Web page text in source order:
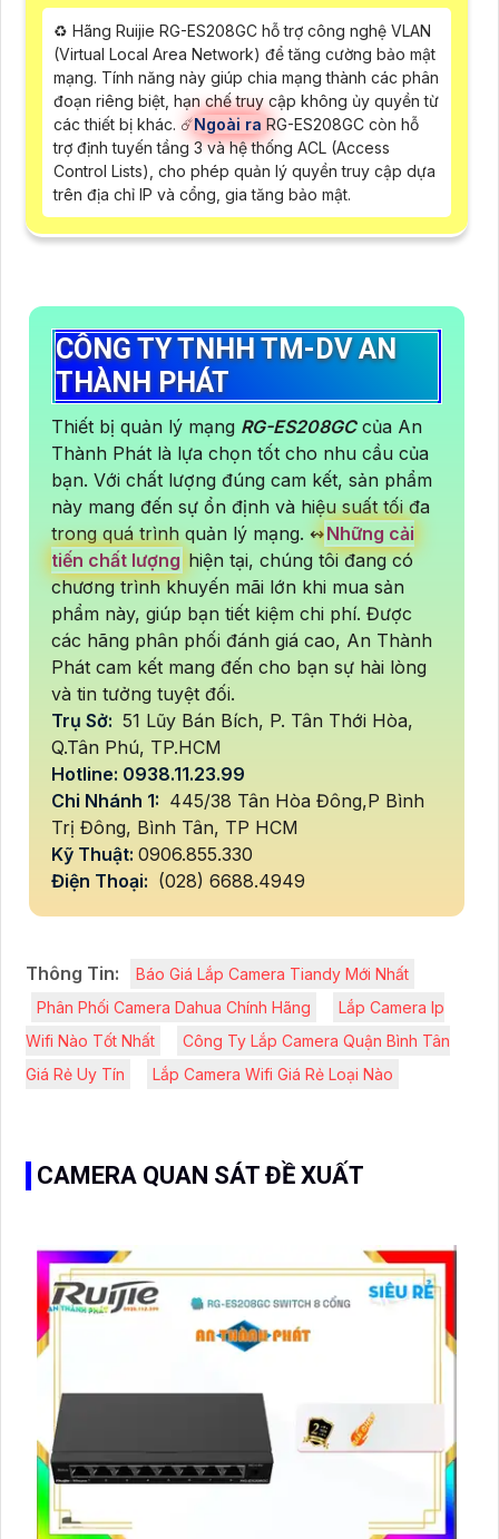
♻️ Hãng Ruijie RG-ES208GC hỗ trợ công nghệ VLAN
(Virtual Local Area Network) để tăng cường bảo mật
mạng. Tính năng này giúp chia mạng thành các phân
đoạn riêng biệt, hạn chế truy cập không ủy quyền từ
các thiết bị khác. ☄️Ngoài ra RG-ES208GC còn hỗ
trợ định tuyến tầng 3 và hệ thống ACL (Access
Control Lists), cho phép quản lý quyền truy cập dựa
trên địa chỉ IP và cổng, gia tăng bảo mật.
CÔNG TY TNHH TM-DV AN
THÀNH PHÁT
Thiết bị quản lý mạng RG-ES208GCcủa An
Thành Phát là lựa chọn tốt cho nhu cầu của
bạn. Với chất lượng đúng cam kết, sản phẩm
này mang đến sự ổn định và hiệu suất tối đa
trong quá trình quản lý mạng. ↭Những cải
tiến chất lượng hiện tại, chúng tôi đang có
chương trình khuyến mãi lớn khi mua sản
phẩm này, giúp bạn tiết kiệm chi phí. Được
các hãng phân phối đánh giá cao, An Thành
Phát cam kết mang đến cho bạn sự hài lòng
và tin tưởng tuyệt đối.
Trụ Sở: 51 Lũy Bán Bích, P. Tân Thới Hòa,
Q.Tân Phú, TP.HCM
Hotline: 0938.11.23.99
Chi Nhánh 1: 445/38 Tân Hòa Đông,P Bình
Trị Đông, Bình Tân, TP HCM
Kỹ Thuật: 0906.855.330
Điện Thoại: (028) 6688.4949
Thông Tin:
Báo Giá Lắp Camera Tiandy Mới Nhất
Phân Phối Camera Dahua Chính Hãng
Lắp Camera Ip
Wifi Nào Tốt Nhất
Công Ty Lắp Camera Quận Bình Tân
Giá Rẻ Uy Tín
Lắp Camera Wifi Giá Rẻ Loại Nào
CAMERA QUAN SÁT ĐỀ XUẤT